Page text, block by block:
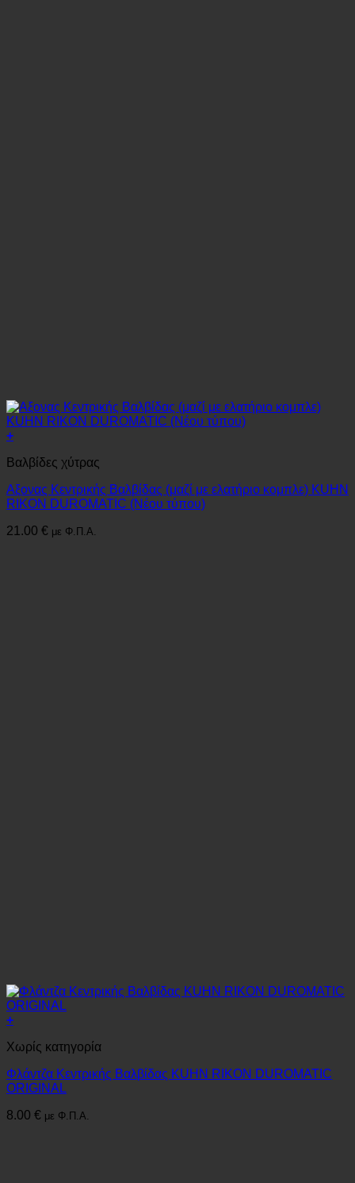
+
Βαλβίδες χύτρας
Αξονας Κεντρικής Βαλβίδας (μαζί με ελατήριο κομπλε) KUHN
RIKON DUROMATIC (Νέου τύπου)
21.00 € με Φ.Π.Α.
+
Χωρίς κατηγορία
Φλάντζα Κεντρικής Βαλβίδας KUHN RIKON DUROMATIC
ORIGINAL
8.00 € με Φ.Π.Α.